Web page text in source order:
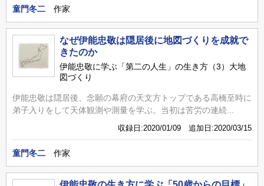
童門冬二 作家
なぜ伊能忠敬は隠居後に地図づくりを成就で
きたのか
伊能忠敬に学ぶ「第二の人生」の生き方（3）大地
図づくり
伊能忠敬は隠居後、念願の幕府の天文方トップである高橋至時に
弟子入りをして天体観測や測量を学ぶ。当初は苦労の連続...
収録日:2020/01/09 追加日:2020/03/15
童門冬二 作家